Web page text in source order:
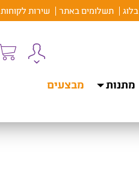
בלוג תשלומים באתר שירות לקוחות
מתנות
מבצעים